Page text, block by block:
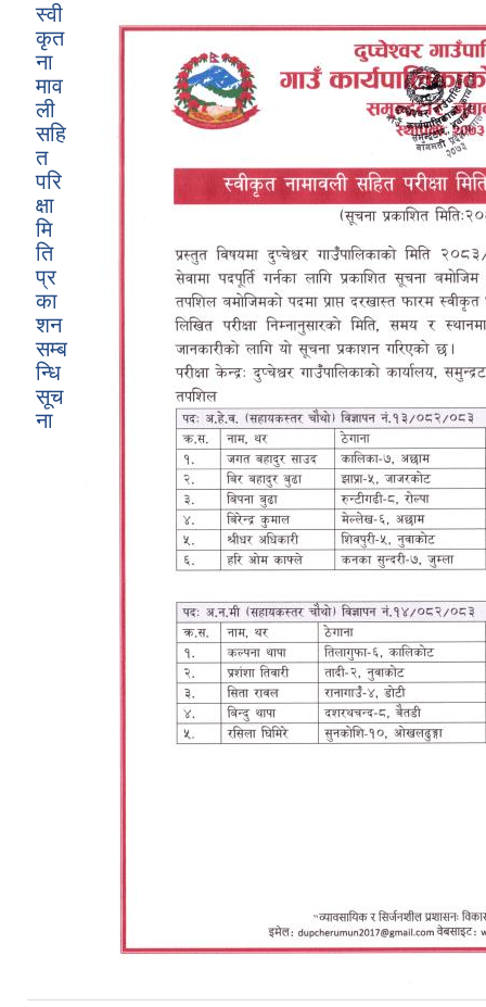
स्वी
कृत
ना
माव
ली
सहि
त
परि
क्षा
मि
ति
प्र
का
शन
सम्ब
न्धि
सूच
ना